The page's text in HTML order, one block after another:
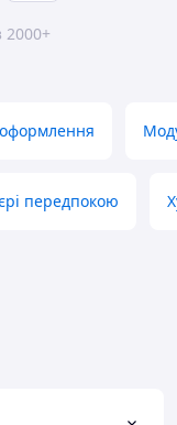
2000+
передпокою